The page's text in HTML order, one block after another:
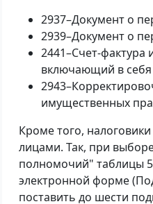
2937–Документ о
2939–Документ о
2441–Счет-фактура
включающий в себя
имущественных
Кроме того,
лицами. Так, при
полномочий" таблицы
электронной форме
поставить до шести